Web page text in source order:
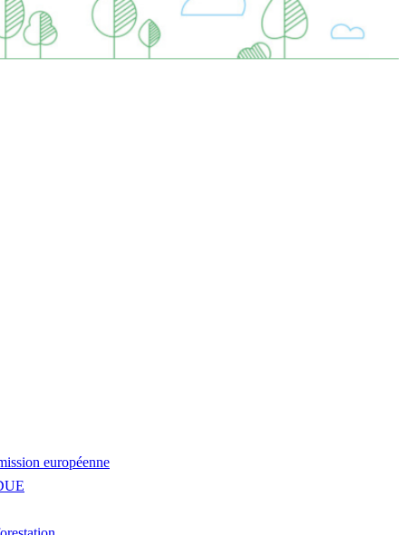
européenne